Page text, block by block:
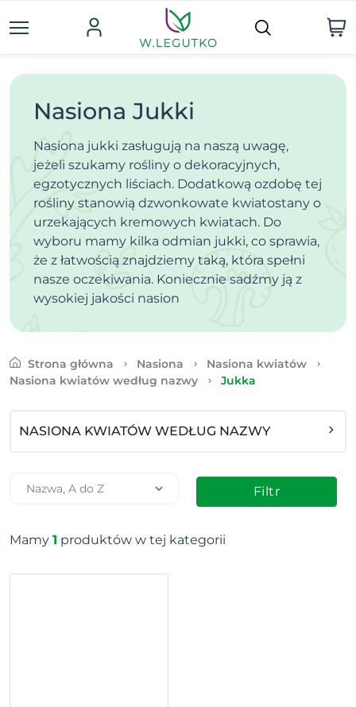
Nasiona Jukki
Nasiona jukki zasługują na naszą uwagę,
jeżeli szukamy rośliny o dekoracyjnych,
egzotycznych liściach. Dodatkową ozdobę tej
rośliny stanowią dzwonkowate kwiatostany o
urzekających kremowych kwiatach. Do
wyboru mamy kilka odmian jukki, co sprawia,
że z łatwością znajdziemy taką, która spełni
nasze oczekiwania. Koniecznie sadźmy ją z
wysokiej jakości nasion
Strona główna Nasiona
Nasiona kwiatów
Nasiona kwiatów według nazwy
Jukka
NASIONA KWIATÓW WEDŁUG NAZWY
Filtr
Mamy 1 produktów w tej kategorii